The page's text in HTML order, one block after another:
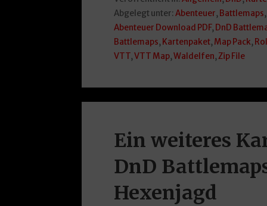
Abgelegt unter:Abenteuer, Battlemaps,
Abenteuer Download PDF, DnD
Battlemaps, Kartenpaket, Map Pack,
VTT,VTT Map,Waldelfen,Zip File
Ein weiteres
DnD
Hexenjagd